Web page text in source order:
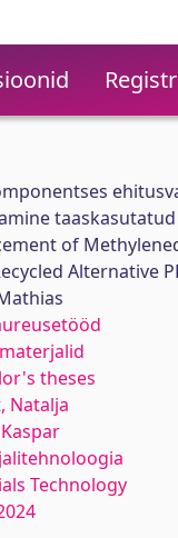
of
Alternative
theses
Natalja
Technology